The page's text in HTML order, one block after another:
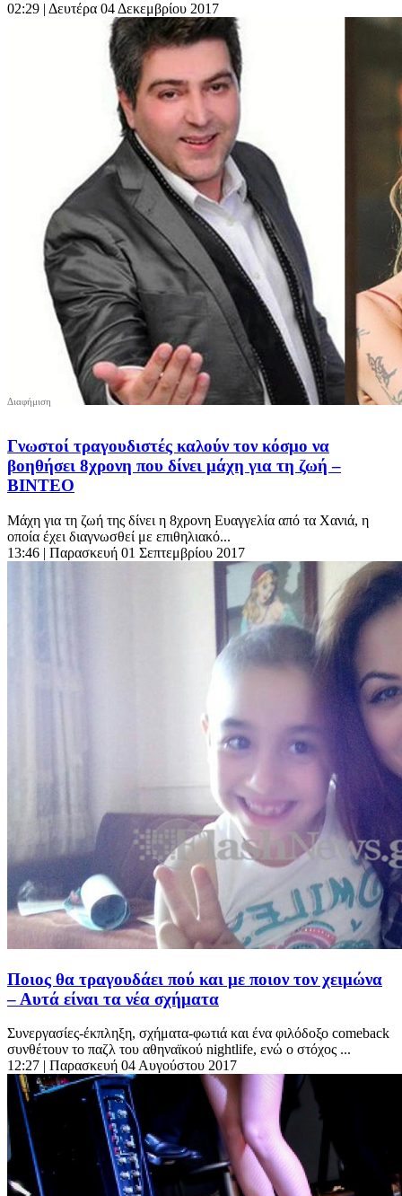
02:29 | Δευτέρα 04 Δεκεμβρίου 2017
Γνωστοί τραγουδιστές καλούν τον κόσμο να
βοηθήσει 8χρονη που δίνει μάχη για τη ζωή –
ΒΙΝΤΕΟ
Μάχη για τη ζωή της δίνει η 8χρονη Ευαγγελία από τα Χανιά, η
οποία έχει διαγνωσθεί με επιθηλιακό...
13:46 | Παρασκευή 01 Σεπτεμβρίου 2017
Ποιος θα τραγουδάει πού και με ποιον τον χειμώνα
– Αυτά είναι τα νέα σχήματα
Συνεργασίες-έκπληξη, σχήματα-φωτιά και ένα φιλόδοξο comeback
συνθέτουν το παζλ του αθηναϊκού nightlife, ενώ ο στόχος ...
12:27 | Παρασκευή 04 Αυγούστου 2017